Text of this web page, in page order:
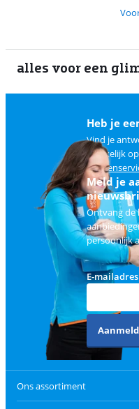
alles voor een
Heb je
Vind je
makkelijk op
Meld je
Ontvang de
persoonlijk
E-mailadres
Ons assortiment